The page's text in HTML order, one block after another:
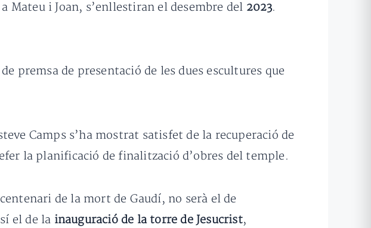
Mateu i Joan, s’enllestiran el desembre del 2023.
premsa de presentació de les dues escultures que
Camps s’ha mostrat satisfet de la recuperació de
la planificació de finalització d’obres del temple.
de la mort de Gaudí, no serà el de
el de la inauguració de la torre de Jesucrist,